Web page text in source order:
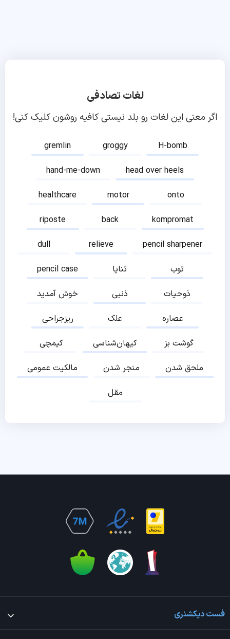
لغات تصادفی
اگر معنی این لغات رو بلد نیستی کافیه روشون کلیک کنی!
gremlin groggy
H-bomb
hand-me-down
head over heels
healthcare
motor
onto
riposte
back
kompromat
dull
relieve
pencil sharpener
pencil case
ثنایا
ثوب
خوش آمدید
ذنبی
ذوحیات
ریزجراحی
علک
عصاره
کیمچی
کیهان‌شناسی
گوشت بز
مالکیت عمومی
منجر شدن
ملحق شدن
مقل
فست دیکشنری